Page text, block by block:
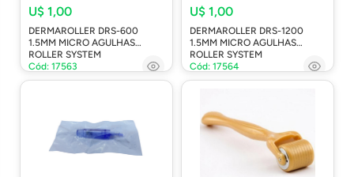
U$ 1,00
DERMAROLLER DRS-600
1.5MM MICRO AGULHAS
ROLLER SYSTEM
Cód: 17563
U$ 1,00
DERMAROLLER DRS-1200
1.5MM MICRO AGULHAS
ROLLER SYSTEM
Cód: 17564